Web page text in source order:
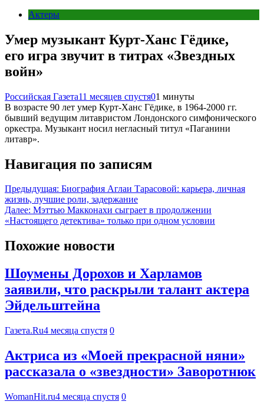
Актеры
Умер музыкант Курт-Ханс Гёдике,
его игра звучит в титрах «Звездных
войн»
Российская Газета11 месяцев спустя01 минуты
В возрасте 90 лет умер Курт-Ханс Гёдике, в 1964-2000 гг.
бывший ведущим литавристом Лондонского симфонического
оркестра. Музыкант носил негласный титул «Паганини
литавр».
Навигация по записям
Предыдущая: Биография Аглаи Тарасовой: карьера, личная
жизнь, лучшие роли, задержание
Далее: Мэттью Макконахи сыграет в продолжении
«Настоящего детектива» только при одном условии
Похожие новости
Шоумены Дорохов и Харламов
заявили, что раскрыли талант актера
Эйдельштейна
Газета.Ru4 месяца спустя 0
Актриса из «Моей прекрасной няни»
рассказала о «звездности» Заворотнюк
WomanHit.ru4 месяца спустя 0